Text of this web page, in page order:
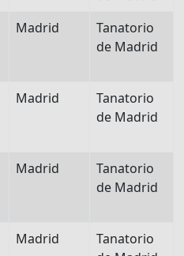
Madrid
Tanatorio
de Madrid
Madrid
Tanatorio
de Madrid
Madrid
Tanatorio
de Madrid
Madrid
Tanatorio